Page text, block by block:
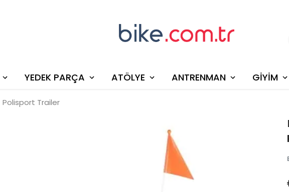
YEDEK PARÇA ATÖLYE ANTRENMAN GİYİM
Polisport Trailer